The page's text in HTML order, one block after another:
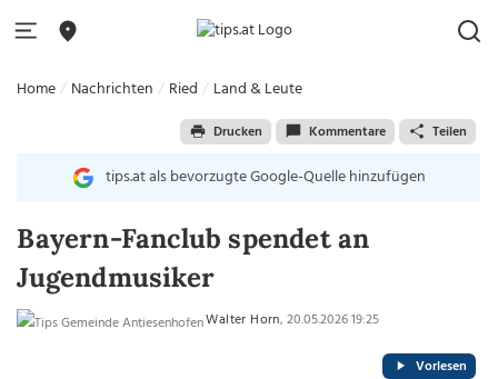
Home Nachrichten Ried Land & Leute
Drucken Kommentare Teilen
tips.at als bevorzugte Google-Quelle hinzufügen
Bayern-Fanclub spendet an
Jugendmusiker
Walter Horn, 20.05.2026 19:25
Vorlesen